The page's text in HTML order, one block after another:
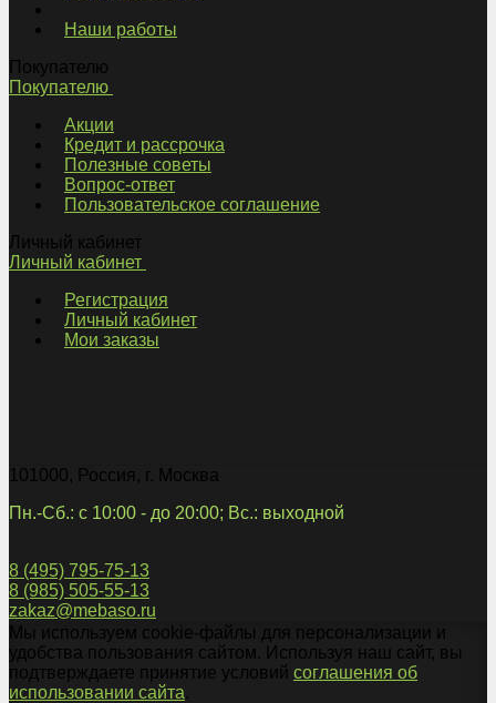
Наши работы
Покупателю
Покупателю
Акции
Кредит и рассрочка
Полезные советы
Вопрос-ответ
Пользовательское соглашение
Личный кабинет
Личный кабинет
Регистрация
Личный кабинет
Мои заказы
101000, Россия , г. Москва
Пн.-Сб.: с 10:00 - до 20:00; Вс.: выходной
8 (495) 795-75-13
8 (985) 505-55-13
zakaz@mebaso.ru
Мы используем cookie-файлы для персонализации и
удобства пользования сайтом. Используя наш сайт, вы
подтверждаете принятие условий соглашения об
использовании сайта.